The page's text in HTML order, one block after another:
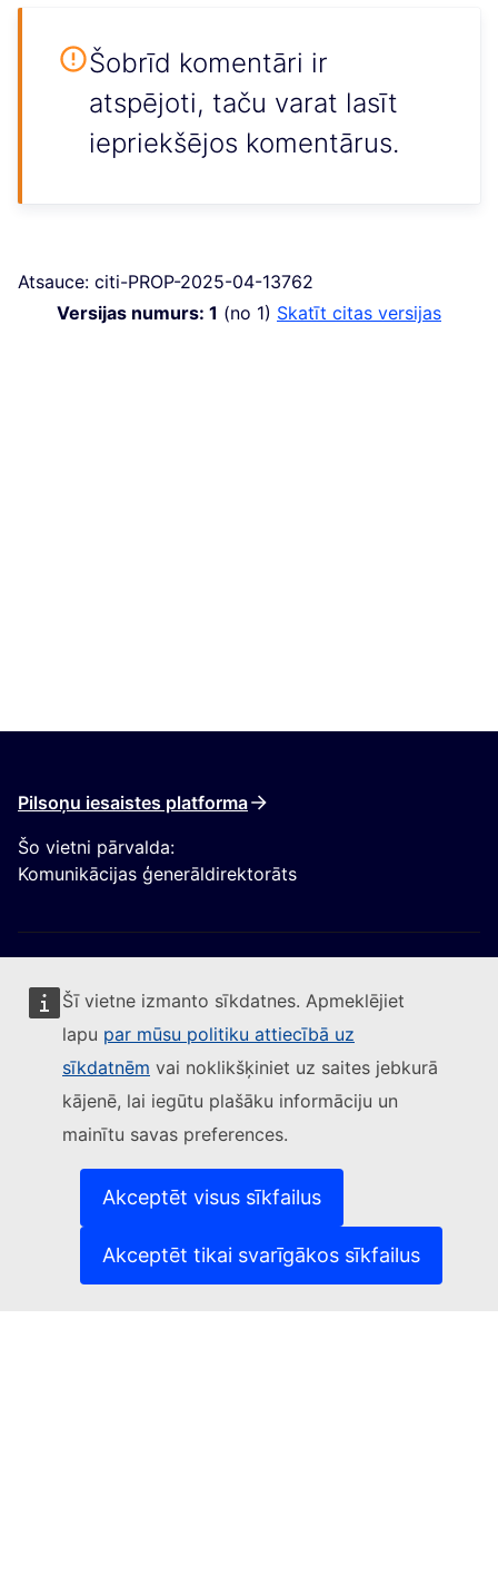
Šī vietne izmanto sīkdatnes. Apmeklējiet
lapu par mūsu politiku attiecībā uz
sīkdatnēm vai noklikšķiniet uz saites jebkurā
kājenē, lai iegūtu plašāku informāciju un
mainītu savas preferences.
Akceptēt visus sīkfailus
Akceptēt tikai svarīgākos sīkfailus
Šobrīd komentāri ir
atspējoti, taču varat lasīt
iepriekšējos komentārus.
Atsauce: citi-PROP-2025-04-13762
Versijas numurs: 1 (no 1) skatīt citas versijas
Pilsoņu iesaistes platforma
Šo vietni pārvalda:
Komunikācijas ģenerāldirektorāts
Sekojiet Eiropas Komisijai
Sazinieties ar mums(Ārēja saite)
Ziņot par IT ievainojamību(Ārēja saite)
Valodas mūsu tīmekļvietnēs(Ārēja saite)
(Ārēja saite)
Privātuma aizsardzība
Juridisks paziņojums (Ārēja saite)